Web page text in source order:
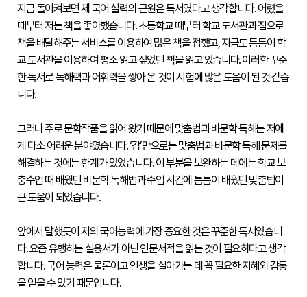
력
시
험
시험
접수
성적
성
적
확
인
자
격
발
급
자
격
증
및
지금 돌이켜보면 제 국어 실력의 근원은 독서였다고 생각합니다. 어렸을
때부터 저는 책을 좋아했습니다. 초등학교 때부터 학교 도서관과 집으로
책을 배달해주는 서비스를 이용하여 많은 책을 접했고, 지금도 틈틈이 학
교 도서관을 이용하여 평소 읽고 싶었던 책을 읽고 있습니다. 이러한 꾸준
한 독서로 독해력과 어휘력을 쌓아 온 것이 시험에 많은 도움이 된 것 같습
니다.
그러나 주로 문학작품을 읽어 왔기 때문에 맞춤법과 비문학 독해는 저에
게 다소 어려운 분야였습니다. ‘감’만으로는 맞춤법과 비문학 독해 문제를
해결하는 것에는 한계가 있었습니다. 이 부분을 보완하는 데에는 학교 보
충수업 때 배웠던 비문학 독해법과 수업 시간에 틈틈이 배웠던 맞춤법이
큰 도움이 되었습니다.
앞에서 말했듯이 저의 국어능력에 가장 중요한 것은 꾸준한 독서였습니
다. 요즘 유행하는 실용서가 아닌 인문서적을 읽는 것이 필요하다고 생각
합니다. 국어 능력은 물론이고 인생을 살아가는 데 꼭 필요한 지혜와 감동
을 얻을 수 있기 때문입니다.